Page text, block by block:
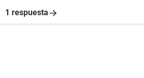
1 respuesta